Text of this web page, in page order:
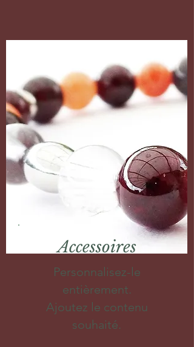
Accessoires
Personnalisez-le
entièrement.
Ajoutez le contenu
souhaité.